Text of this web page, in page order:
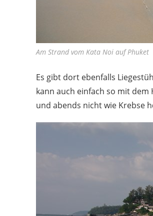
Am Strand vom Kata Noi auf Phuket
Es gibt dort ebenfalls
kann auch einfach so mit
und abends nicht wie Krebse